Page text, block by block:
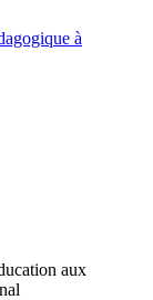
à
aux